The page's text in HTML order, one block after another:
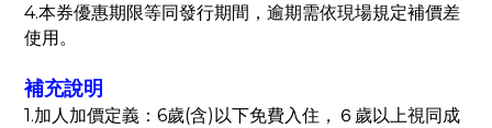
4.本券優惠期限等同發行期間，逾期需依現場規定補價差
使用。
補充說明
1.加人加價定義：6歲(含)以下免費入住，６歲以上視同成